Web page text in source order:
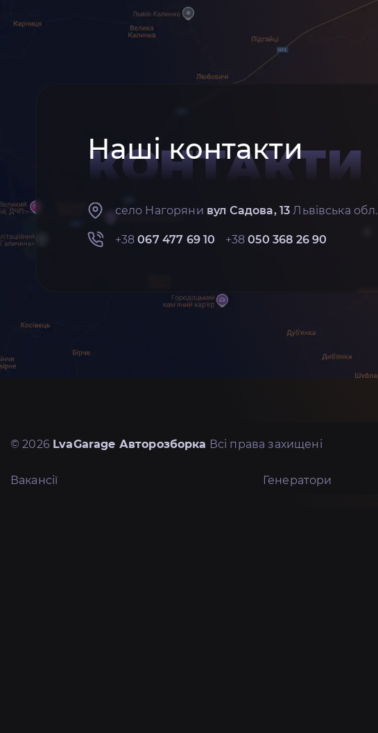
Наші контакти
КОНТАКТИ
село Нагоряни вул Садова, 13 Львівська обл.
+38067 477 69 10 +38050 368 26 90
© 2026 LvaGarage Авторозборка Всі права захищені
Вакансії Генератори